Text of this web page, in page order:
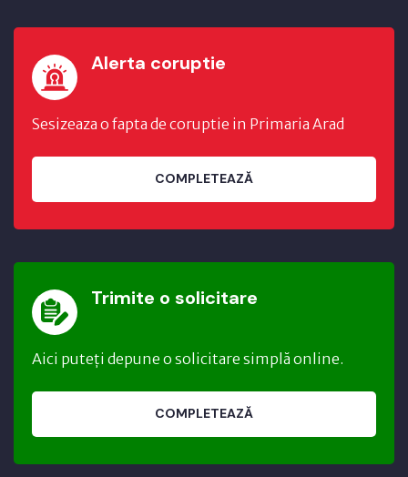
Alerta coruptie
Sesizeaza o fapta de coruptie in Primaria Arad
COMPLETEAZĂ
Trimite o solicitare
Aici puteți depune o solicitare simplă online.
COMPLETEAZĂ